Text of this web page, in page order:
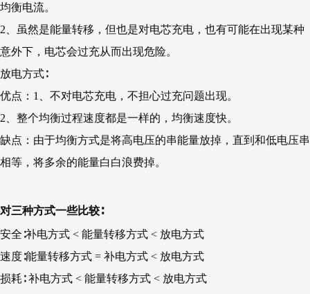
均衡电流。
2、虽然是能量转移，但也是对电芯充电，也有可能在出现某种
意外下，电芯会过充从而出现危险。
放电方式∶
优点：1、不对电芯充电，不担心过充问题出现。
2、整个均衡过程速度都是一样的，均衡速度快。
缺点：由于均衡方式是将高电压的串能量放掉，直到和低电压串
相等，将多余的能量白白浪费掉。
对三种方式一些比较∶
安全∶补电方式 < 能量转移方式 < 放电方式
速度∶能量转移方式 = 补电方式 < 放电方式
损耗∶ 补电方式 < 能量转移方式 < 放电方式